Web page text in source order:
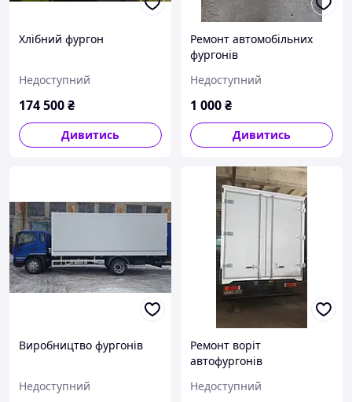
Хлібний фургон
Недоступний
174 500₴
Дивитись
Ремонт автомобільних
фургонів
Недоступний
1 000₴
Дивитись
Виробництво фургонів
Недоступний
Ремонт воріт
автофургонів
Недоступний